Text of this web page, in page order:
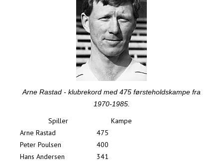
Arne Rastad - klubrekord med 475 førsteholdskampe fra
1970-1985.
Spiller
Kampe
Arne Rastad
475
Peter Poulsen
400
Hans Andersen
341